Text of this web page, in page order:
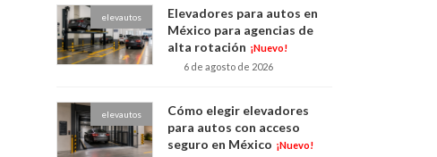
elevautos
Elevadores para autos en
México para agencias de
alta rotación ¡Nuevo!
6 de agosto de 2026
elevautos
Cómo elegir elevadores
para autos con acceso
seguro en México ¡Nuevo!